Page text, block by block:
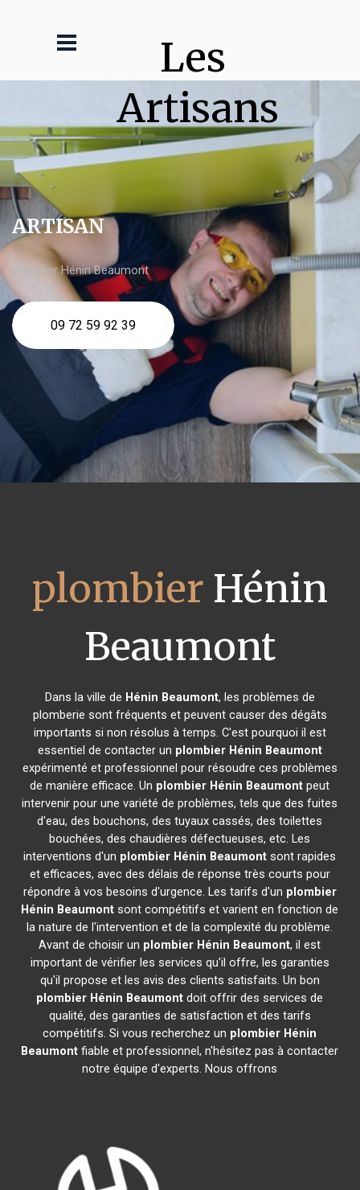
Les
Artisans
ARTISAN
plombier Hénin Beaumont
09 72 59 92 39
plombier Hénin
Beaumont
Dans la ville de Hénin Beaumont, les problèmes de
plomberie sont fréquents et peuvent causer des dégâts
importants si non résolus à temps. C'est pourquoi il est
essentiel de contacter un plombier Hénin Beaumont
expérimenté et professionnel pour résoudre ces problèmes
de manière efficace. Un plombier Hénin Beaumont peut
intervenir pour une variété de problèmes, tels que des fuites
d'eau, des bouchons, des tuyaux cassés, des toilettes
bouchées, des chaudières défectueuses, etc. Les
interventions d'un plombier Hénin Beaumont sont rapides
et efficaces, avec des délais de réponse très courts pour
répondre à vos besoins d'urgence. Les tarifs d'un plombier
Hénin Beaumont sont compétitifs et varient en fonction de
la nature de l'intervention et de la complexité du problème.
Avant de choisir un plombier Hénin Beaumont, il est
important de vérifier les services qu'il offre, les garanties
qu'il propose et les avis des clients satisfaits. Un bon
plombier Hénin Beaumont doit offrir des services de
qualité, des garanties de satisfaction et des tarifs
compétitifs. Si vous recherchez un plombier Hénin
Beaumont fiable et professionnel, n'hésitez pas à contacter
notre équipe d'experts. Nous offrons